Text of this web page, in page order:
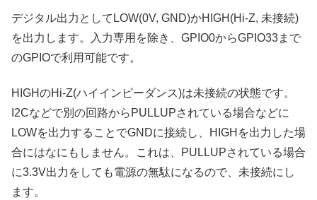
デジタル出力としてLOW(0V, GND)かHIGH(Hi-Z, 未接続)
を出力します。入力専用を除き、GPIO0からGPIO33まで
のGPIOで利用可能です。
HIGHのHi-Z(ハイインピーダンス)は未接続の状態です。
I2Cなどで別の回路からPULLUPされている場合などに
LOWを出力することでGNDに接続し、HIGHを出力した場
合にはなにもしません。これは、PULLUPされている場合
に3.3V出力をしても電源の無駄になるので、未接続にし
ます。